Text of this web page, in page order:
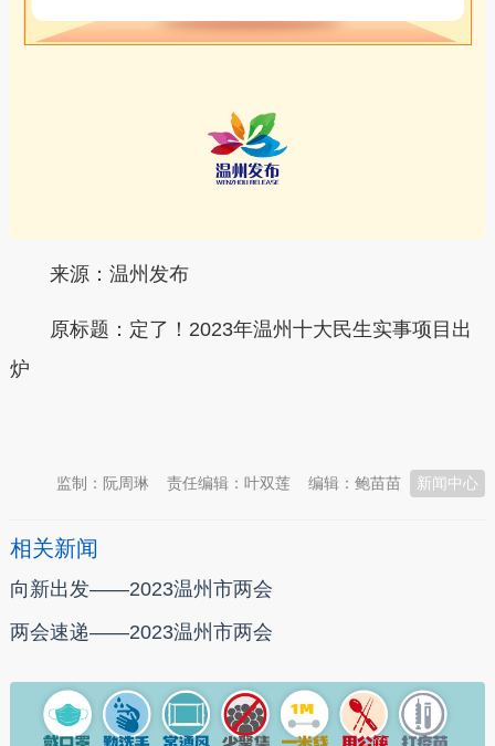
来源：温州发布
原标题：定了！2023年温州十大民生实事项目出
炉
新闻中心
编辑：鲍苗苗
责任编辑：叶双莲
监制：阮周琳
相关新闻
向新出发——2023温州市两会
两会速递——2023温州市两会